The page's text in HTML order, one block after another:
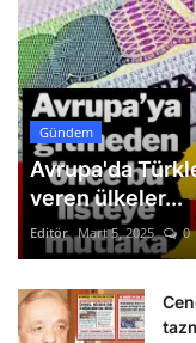
Gündem
Avrupa'da
veren ülkeler...
Editör Mart 5, 2025 0